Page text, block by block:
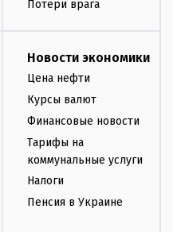
Потери врага
Новости экономики
Цена нефти
Курсы валют
Финансовые новости
Тарифы на
коммунальные услуги
Налоги
Пенсия в Украине